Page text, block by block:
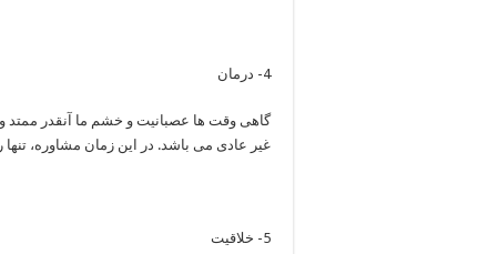
4- درمان
گاهی وقت ها عصبانیت و خشم ما آنقدر ممتد
غیر عادی می باشد. در این زمان مشاوره،
5- خلاقیت